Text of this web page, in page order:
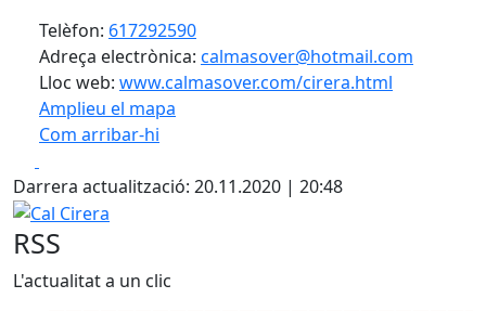
Telèfon: 617292590
Adreça electrònica: calmasover@hotmail.com
Lloc web: www.calmasover.com/cirera.html
Amplieu el mapa
Com arribar-hi
+
−
Darrera actualització: 20.11.2020 | 20:48
Cal Cirera
RSS
L'actualitat a un clic